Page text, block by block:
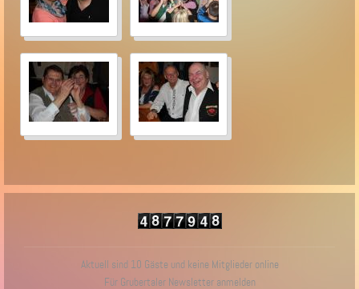
Aktuell sind 10 Gäste und keine Mitglieder online
Für Grubertaler Newsletter anmelden